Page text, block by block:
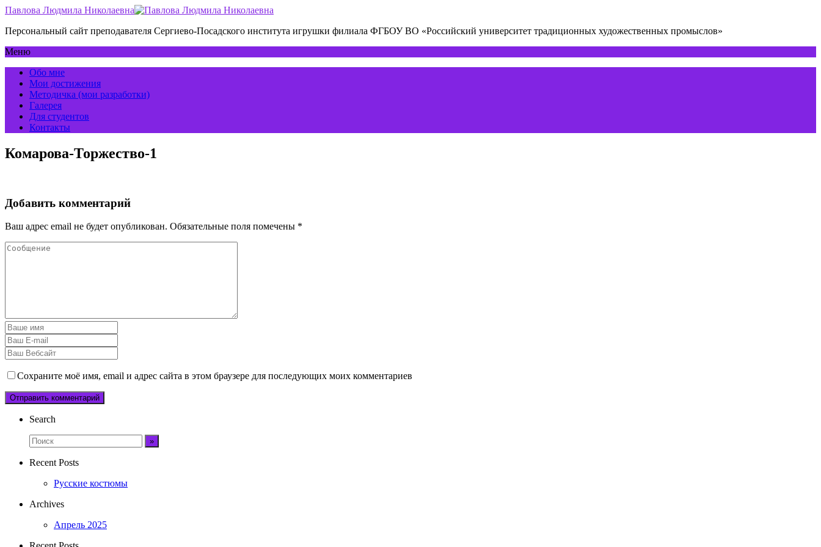
Павлова Людмила Николаевна
Персональный сайт преподавателя Сергиево-Посадского института игрушки филиала ФГБОУ ВО «Российский университет традиционных художественных промыслов»
Меню
Обо мне
Мои достижения
Методичка (мои разработки)
Галерея
Для студентов
Контакты
Комарова-Торжество-1
Добавить комментарий
Ваш адрес email не будет опубликован. Обязательные поля помечены *
Сохраните моё имя, email и адрес сайта в этом браузере для последующих моих комментариев
Search
Recent Posts
Русские костюмы
Archives
Апрель 2025